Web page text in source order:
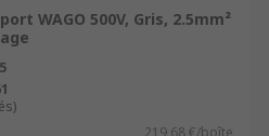
WAGO 500V, Gris, 2.5mm²
219,68 €/boîte